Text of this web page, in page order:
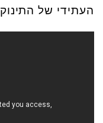
העתידי של התינוק